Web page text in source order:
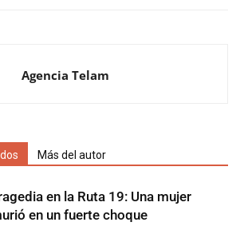
Agencia Telam
Más del autor
en la Ruta 19: Una mujer
en un fuerte choque